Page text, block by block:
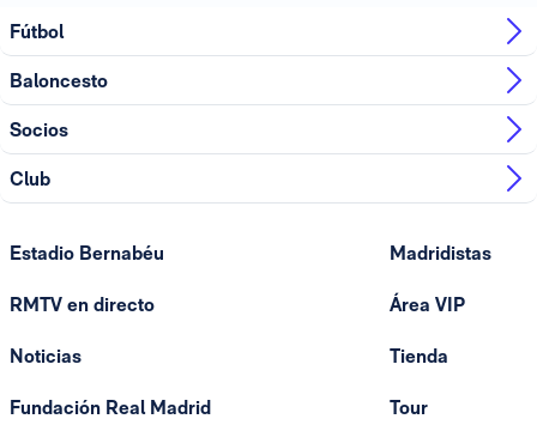
Fútbol
Baloncesto
Socios
Club
Estadio Bernabéu
RMTV en directo
Noticias
Fundación Real Madrid
Madridistas
Área VIP
Tienda
Tour